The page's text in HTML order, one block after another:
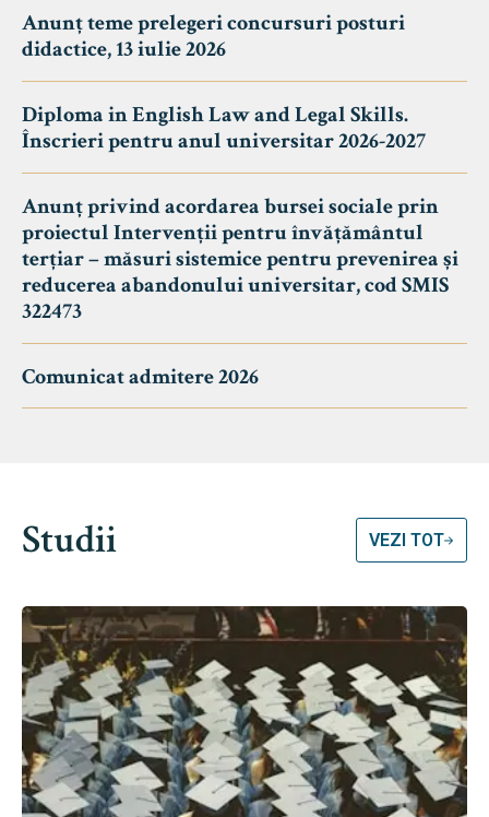
Anunț teme prelegeri concursuri posturi
didactice, 13 iulie 2026
Diploma in English Law and Legal Skills.
Înscrieri pentru anul universitar 2026-2027
Anunț privind acordarea bursei sociale prin
proiectul Intervenții pentru învățământul
terțiar – măsuri sistemice pentru prevenirea și
reducerea abandonului universitar, cod SMIS
322473
Comunicat admitere 2026
Studii VEZI TOT